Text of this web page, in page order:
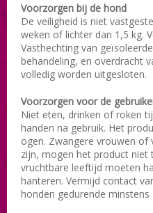
Voorzorgen bij de hond
De veiligheid is niet
weken of lichter dan 1,5 kg.
Vasthechting van
behandeling, en overdracht
volledig worden uitgesloten.
Voorzorgen voor de
Niet eten, drinken of roken
handen na gebruik. Het
ogen. Zwangere vrouwen of
zijn, mogen het product niet
vruchtbare leeftijd moeten
hanteren. Vermijd contact
honden gedurende minstens